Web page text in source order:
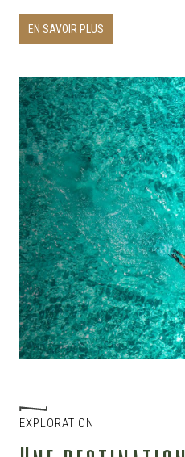
EN SAVOIR PLUS
EXPLORATION